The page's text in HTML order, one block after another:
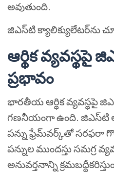
అవుతుంది.
జిఎస్‌టి క్యాలిక్యులేటర్‌ను
ఆర్థిక వ్యవస్థపై
ప్రభావం
భారతీయ ఆర్థిక వ్యవస్థపై
గణనీయంగా ఉంది. జిఎస్‌టి
పన్ను ఫ్రేమ్‌వర్క్‌తో సరఫరా
పన్నుల ముందస్తు సమగ్ర
అనువర్తనాన్ని